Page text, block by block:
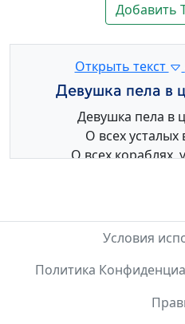
Добавить
Открыть текст
Девушка пела в
Девушка пела в
О всех
О всех
И луч сиял на
Как белое
И всем казалось,
Условия
Политика